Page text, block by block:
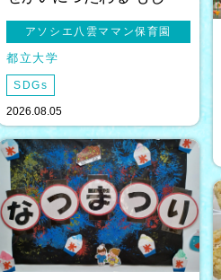
アソシエ八雲ママン保育園
都立大学
SDGs
2026.08.05